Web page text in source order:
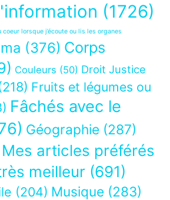
(1726)
lorsque j’écoute ou lis les organes
(376) Corps
Couleurs (50) Droit Justice
Fruits et légumes ou
Fâchés avec le
Géographie (287)
Mes articles préférés
meilleur (691)
(204) Musique (283)